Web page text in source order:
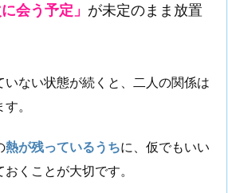
に会う予定」 が未定のまま放置
いない状態が続くと、二人の関係は
。
熱が残っているうちに、仮でもいい
くことが大切です。